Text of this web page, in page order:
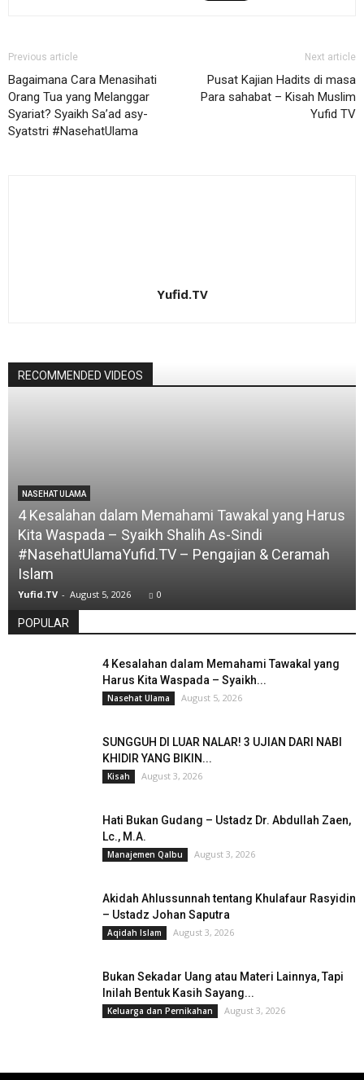
Previous article
Bagaimana Cara Menasihati
Orang Tua yang Melanggar
Syariat? Syaikh Sa’ad asy-
Syatstri #NasehatUlama
Next article
Pusat Kajian Hadits di masa
Para sahabat – Kisah Muslim
Yufid TV
Yufid.TV
RECOMMENDED VIDEOS
NASEHAT ULAMA
4 Kesalahan dalam Memahami Tawakal yang Harus
Kita Waspada – Syaikh Shalih As-Sindi
#NasehatUlamaYufid.TV – Pengajian & Ceramah
Islam
Yufid.TV - August 5, 2026 0
POPULAR
4 Kesalahan dalam Memahami Tawakal yang
Harus Kita Waspada – Syaikh...
Nasehat Ulama August 5, 2026
SUNGGUH DI LUAR NALAR! 3 UJIAN DARI NABI
KHIDIR YANG BIKIN...
Kisah August 3, 2026
Hati Bukan Gudang – Ustadz Dr. Abdullah Zaen,
Lc., M.A.
Manajemen Qalbu August 3, 2026
Akidah Ahlussunnah tentang Khulafaur Rasyidin
– Ustadz Johan Saputra
Aqidah Islam August 3, 2026
Bukan Sekadar Uang atau Materi Lainnya, Tapi
Inilah Bentuk Kasih Sayang...
Keluarga dan Pernikahan August 3, 2026